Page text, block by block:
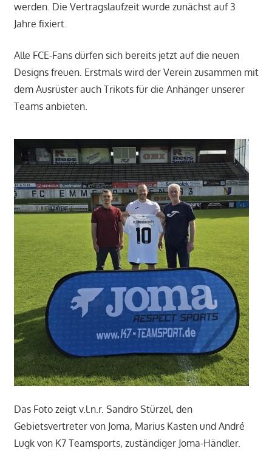
werden. Die Vertragslaufzeit wurde zunächst auf 3
Jahre fixiert.
Alle FCE-Fans dürfen sich bereits jetzt auf die neuen
Designs freuen. Erstmals wird der Verein zusammen mit
dem Ausrüster auch Trikots für die Anhänger unserer
Teams anbieten.
Das Foto zeigt v.l.n.r. Sandro Stürzel, den
Gebietsvertreter von Joma, Marius Kasten und André
Lugk von K7 Teamsports, zuständiger Joma-Händler.